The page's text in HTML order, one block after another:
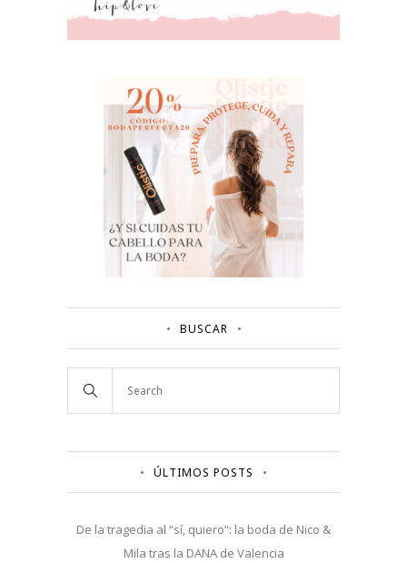
BUSCAR
ÚLTIMOS POSTS
De la tragedia al “sí, quiero”: la boda de Nico &
Mila tras la DANA de Valencia